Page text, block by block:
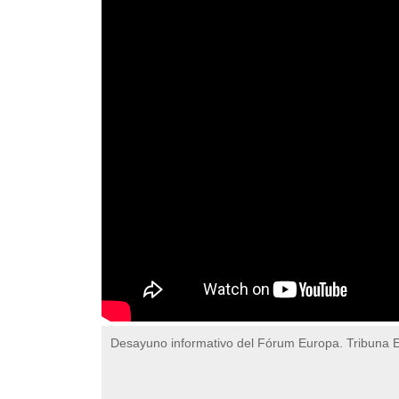
Desayuno informativo del Fórum Europa. Tribuna